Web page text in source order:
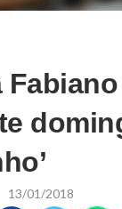
13/01/2018